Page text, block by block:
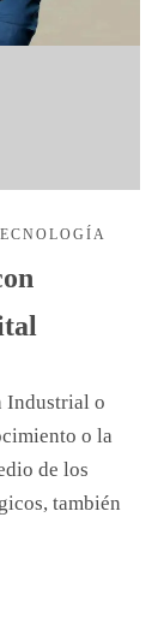
Industrial o
o la
de los
también